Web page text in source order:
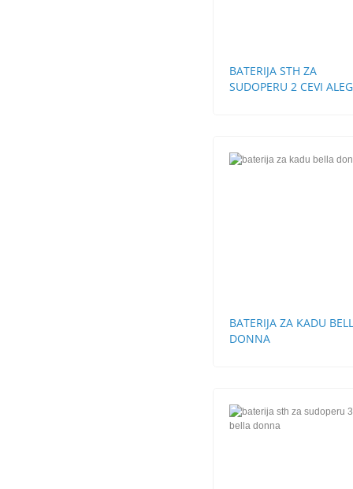
BATERIJA STH ZA
SUDOPERU 2 CEVI
BATERIJA ZA KADU
DONNA